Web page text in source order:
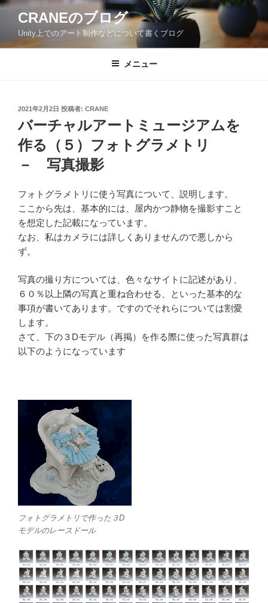
コ
ン
CRANEのブログ
Unity上でのアート制作などについて書くブログ
メニュー
投
日:
2021年2月2日 投稿者: CRANE
バーチャルアートミュージアムを
作る（５）フォトグラメトリ
－ 写真撮影
フォトグラメトリに使う写真について、説明します。
ここから先は、基本的には、屋内かつ静物を撮影すこと
を想定した記載になっています。
なお、私はカメラには詳しくありませんので悪しから
ず。
写真の撮り方については、色々なサイトに記述があり、
６０％以上隣の写真と重ね合わせる、といった基本的な
事項が書いてあります。ですのでそれらについては割愛
します。
さて、下の３Dモデル（再掲）を作る際に使った写真群は
以下のようになっています
フォトグラメトリで作った３D
モデルのレースドール